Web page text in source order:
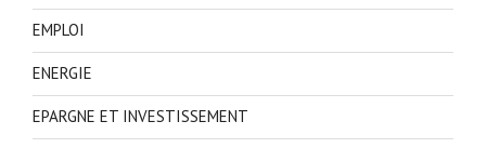
EMPLOI
ENERGIE
EPARGNE ET INVESTISSEMENT